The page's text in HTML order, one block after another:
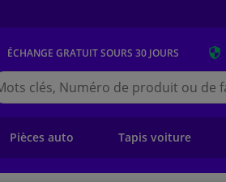
ÉCHANGE GRATUITSOURS 30 JOURS
Pièces auto Tapis voiture